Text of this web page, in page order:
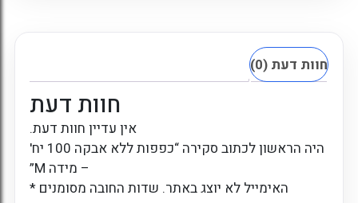
חוות דעת (0)
חוות דעת
אין עדיין חוות דעת.
היה הראשון לכתוב סקירה “כפפות ללא אבקה 100 יח'
– מידה M”
האימייל לא יוצג באתר. שדות החובה מסומנים*